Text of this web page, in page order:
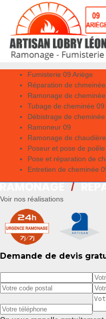
Fumisterie 09 Ariège
Réparation de
Ramonage de
Tubage de cheminée 09
Débistrage de
Ramoneur 09
Ramonage de
Poseur et pose de
Pose et réparation de
Entretien de cheminée
Voir nos réalisations
Demande de devis